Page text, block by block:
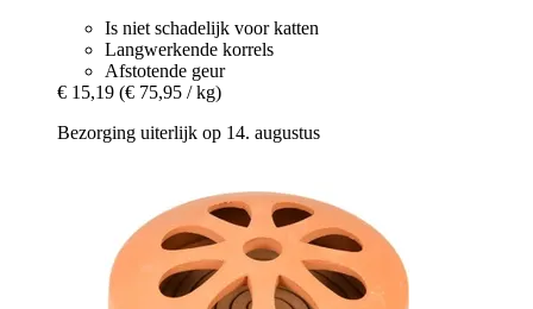
Is niet schadelijk voor katten
Langwerkende korrels
Afstotende geur
€ 15,19 (€ 75,95 / kg)
Bezorging uiterlijk op 14. augustus